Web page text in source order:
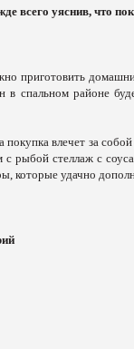
всего уяснив, что
приготовить
в спальном районе
влечет за
с рыбой стеллаж с
которые удачно